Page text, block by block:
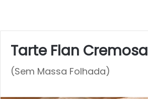
Tarte Flan Cremosa
(Sem Massa Folhada)